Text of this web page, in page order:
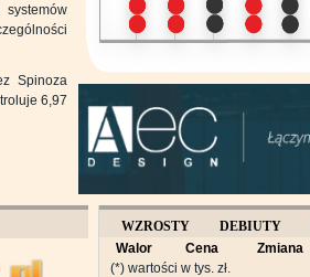
Spinoza
6,97
WZROSTY DEBIUTY
OBROTY
Walor Cena Zmiana
(*) wartości w tys. zł.